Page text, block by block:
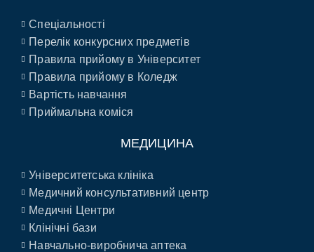
Спеціальності
Перелік конкурсних предметів
Правила прийому в Університет
Правила прийому в Коледж
Вартість навчання
Приймальна коміся
МЕДИЦИНА
Університетська клініка
Медичний консультативний центр
Медичні Центри
Клінічні бази
Навчально-виробнича аптека